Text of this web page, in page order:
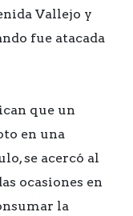
Vallejo y
fue atacada
que un
en una
se acercó al
ocasiones en
la